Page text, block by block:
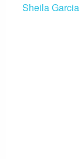
Sheila Garcia